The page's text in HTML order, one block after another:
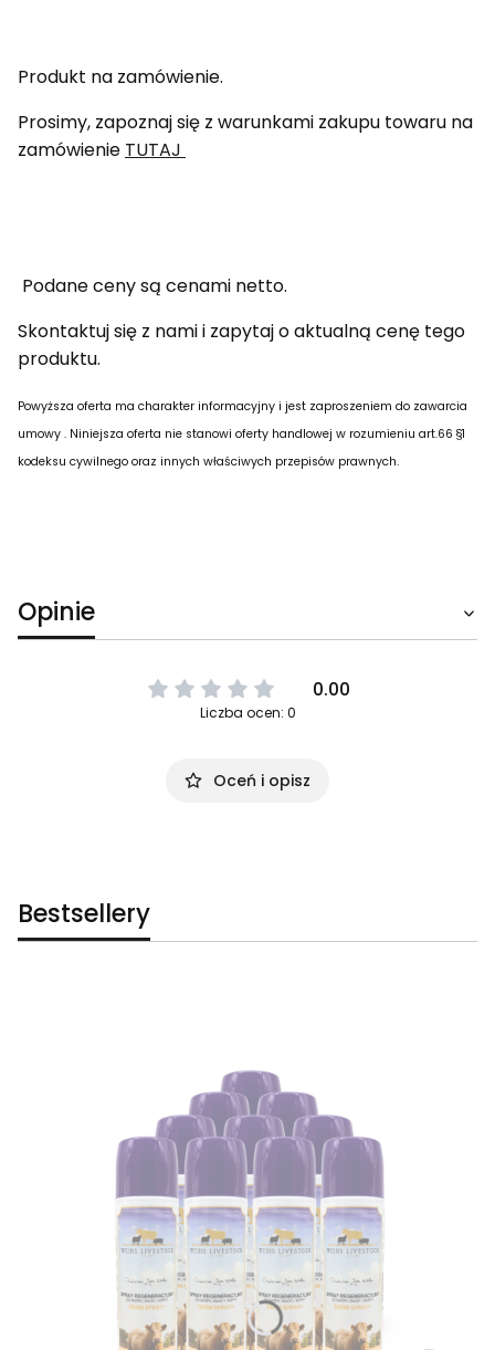
Produkt na zamówienie.
Prosimy, zapoznaj się z warunkami zakupu towaru na
zamówienie TUTAJ
Podane ceny są cenami netto.
Skontaktuj się z nami i zapytaj o aktualną cenę tego
produktu.
Powyższa oferta ma charakter informacyjny i jest zaproszeniem do zawarcia
umowy . Niniejsza oferta nie stanowi oferty handlowej w rozumieniu art.66 §1
kodeksu cywilnego oraz innych właściwych przepisów prawnych.
Opinie
0.00
Liczba ocen: 0
Oceń i opisz
Bestsellery